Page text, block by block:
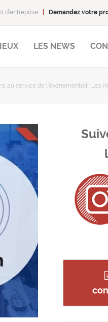
d’entreprise Demandez votre
LES NEWS
au service de l’événementiel : Les